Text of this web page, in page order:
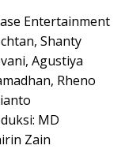
Entertainment
Shanty
Agustiya
Rheno
MD
Zain